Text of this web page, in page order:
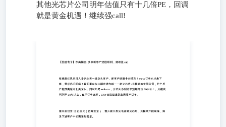
其他光芯片公司明年估值只有十几倍PE，回调
就是黄金机遇！继续强call!
预期超过北美龙头。同时布局eml+cw，光芯片净利润率预
期高达50%以上。光模块利润率30％以上，在手订单充沛，
筹资金），提升索尔思光电高端光芯片、光模块产能规模，